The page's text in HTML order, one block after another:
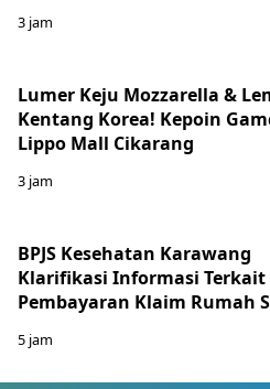
3 jam
Lumer Keju Mozzarella &
Kentang Korea! Kepoin
Lippo Mall Cikarang
3 jam
BPJS Kesehatan Karawang
Klarifikasi Informasi Terkait
Pembayaran Klaim Rumah
5 jam